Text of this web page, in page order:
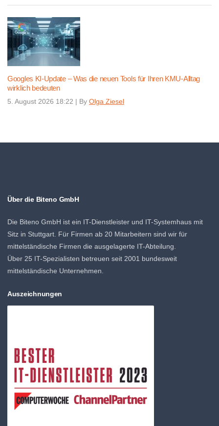
Googles KI-Update – Was die neuen Tools für Ihren KMU-Alltag
wirklich bedeuten
5. August 2026 18:22 | By Olga Ziesel
Über die Biteno GmbH
Die Biteno GmbH ist ein IT-Dienstleister und IT-Systemhaus mit
Sitz in Stuttgart. Für Firmen ab 20 Mitarbeitern sind wir für
mittelständische Firmen die ausgelagerte IT-Abteilung.
Über 25 IT-Spezialisten betreuen seit 2001 bundesweit
mittelständische Unternehmen.
Auszeichnungen